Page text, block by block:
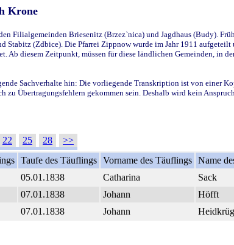
Krone
Filialgemeinden Briesenitz (Brzez`nica) und Jagdhaus (Budy).
Stabitz (Zdbice). Die Pfarrei Zippnow wurde im Jahr 1911
diesem Zeitpunkt, müssen für diese ländlichen Gemeinden, in
Sachverhalte hin: Die vorliegende Transkription ist von einer
Übertragungsfehlern gekommen sein. Deshalb wird kein
22 25 28
>>
Taufe des Täuflings Vorname des Täuflings Name
05.01.1838 Catharina Sack
07.01.1838 Johann Höfft
07.01.1838 Johann